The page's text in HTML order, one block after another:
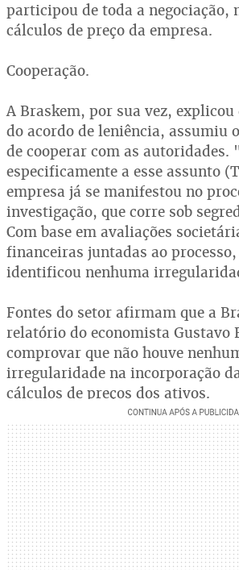
participou de toda a negociação,
cálculos de preço da empresa.
Cooperação.
A Braskem, por sua vez, explicou
do acordo de leniência, assumiu
de cooperar com as autoridades.
especificamente a esse assunto
empresa já se manifestou no
investigação, que corre sob
Com base em avaliações
financeiras juntadas ao
identificou nenhuma
Fontes do setor afirmam que a
relatório do economista Gustavo
comprovar que não houve
irregularidade na incorporação
cálculos de preços dos ativos.